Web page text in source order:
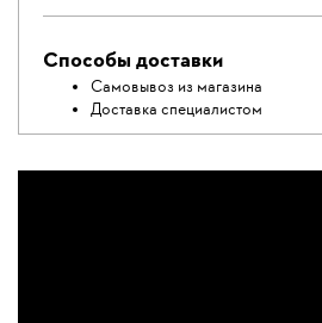
Способы доставки
Самовывоз из магазина
Доставка специалистом